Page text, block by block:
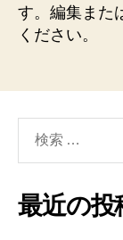
す。編集また
ください。
象:
最近の投